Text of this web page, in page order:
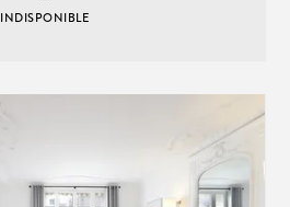
INDISPONIBLE